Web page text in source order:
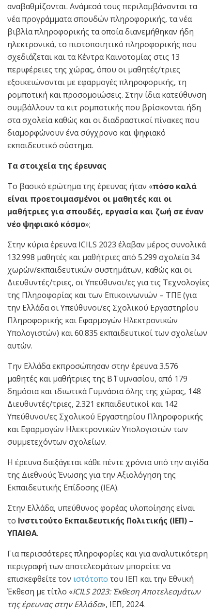
αναβαθμίζονται. Ανάμεσά τους περιλαμβάνονται τα
νέα προγράμματα σπουδών πληροφορικής, τα νέα
βιβλία πληροφορικής τα οποία διανεμήθηκαν ήδη
ηλεκτρονικά, το πιστοποιητικό πληροφορικής που
σχεδιάζεται και τα Κέντρα Καινοτομίας στις 13
περιφέρειες της χώρας, όπου οι μαθητές/τριες
εξοικειώνονται με εφαρμογές πληροφορικής, τη
ρομποτική και προσομοιώσεις. Στην ίδια κατεύθυνση
συμβάλλουν τα κιτ ρομποτικής που βρίσκονται ήδη
στα σχολεία καθώς και οι διαδραστικοί πίνακες που
διαμορφώνουν ένα σύγχρονο και ψηφιακό
εκπαιδευτικό σύστημα.
Τα στοιχεία της έρευνας
Το βασικό ερώτημα της έρευνας ήταν «πόσο καλά
είναι προετοιμασμένοι οι μαθητές και οι
μαθήτριες για σπουδές, εργασία και ζωή σε έναν
νέο ψηφιακό κόσμο»;
Στην κύρια έρευνα ICILS 2023 έλαβαν μέρος συνολικά
132.998 μαθητές και μαθήτριες από 5.299 σχολεία 34
χωρών/εκπαιδευτικών συστημάτων, καθώς και οι
Διευθυντές/τριες, οι Υπεύθυνοι/ες για τις Τεχνολογίες
της Πληροφορίας και των Επικοινωνιών – ΤΠΕ (για
την Ελλάδα οι Υπεύθυνοι/ες Σχολικού Εργαστηρίου
Πληροφορικής και Εφαρμογών Ηλεκτρονικών
Υπολογιστών) και 60.835 εκπαιδευτικοί των σχολείων
αυτών.
Την Ελλάδα εκπροσώπησαν στην έρευνα 3.576
μαθητές και μαθήτριες της Β΄ Γυμνασίου, από 179
δημόσια και ιδιωτικά Γυμνάσια όλης της χώρας, 148
Διευθυντές/τριες, 2.321 εκπαιδευτικοί και 142
Υπεύθυνοι/ες Σχολικού Εργαστηρίου Πληροφορικής
και Εφαρμογών Ηλεκτρονικών Υπολογιστών των
συμμετεχόντων σχολείων.
Η έρευνα διεξάγεται κάθε πέντε χρόνια υπό την αιγίδα
της Διεθνούς Ένωσης για την Αξιολόγηση της
Εκπαιδευτικής Επίδοσης (ΙΕΑ).
Στην Ελλάδα, υπεύθυνος φορέας υλοποίησης είναι
το Ινστιτούτο Εκπαιδευτικής Πολιτικής (ΙΕΠ) –
ΥΠΑΙΘΑ.
Για περισσότερες πληροφορίες και για αναλυτικότερη
περιγραφή των αποτελεσμάτων μπορείτε να
επισκεφθείτε τον ιστότοπο του ΙΕΠ και την Εθνική
Έκθεση με τίτλο «ICILS 2023: Έκθεση Αποτελεσμάτων
της έρευνας στην Ελλάδα», ΙΕΠ, 2024.